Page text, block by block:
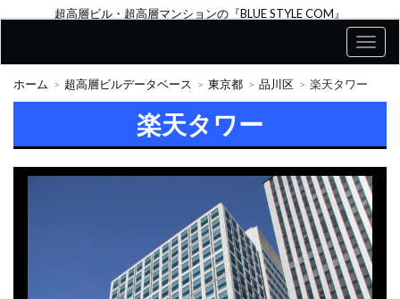
超高層ビル・超高層マンションの『BLUE STYLE COM』
ホーム 超高層ビルデータベース 東京都 品川区 楽天タワー
楽天タワー